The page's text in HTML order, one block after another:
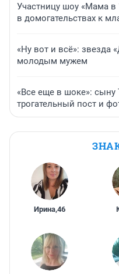
Участницу шоу «Мама в
в домогательствах к
«Ну вот и всё»: звезда
молодым мужем
«Все еще в шоке»: сыну
трогательный пост и
Ирина,46